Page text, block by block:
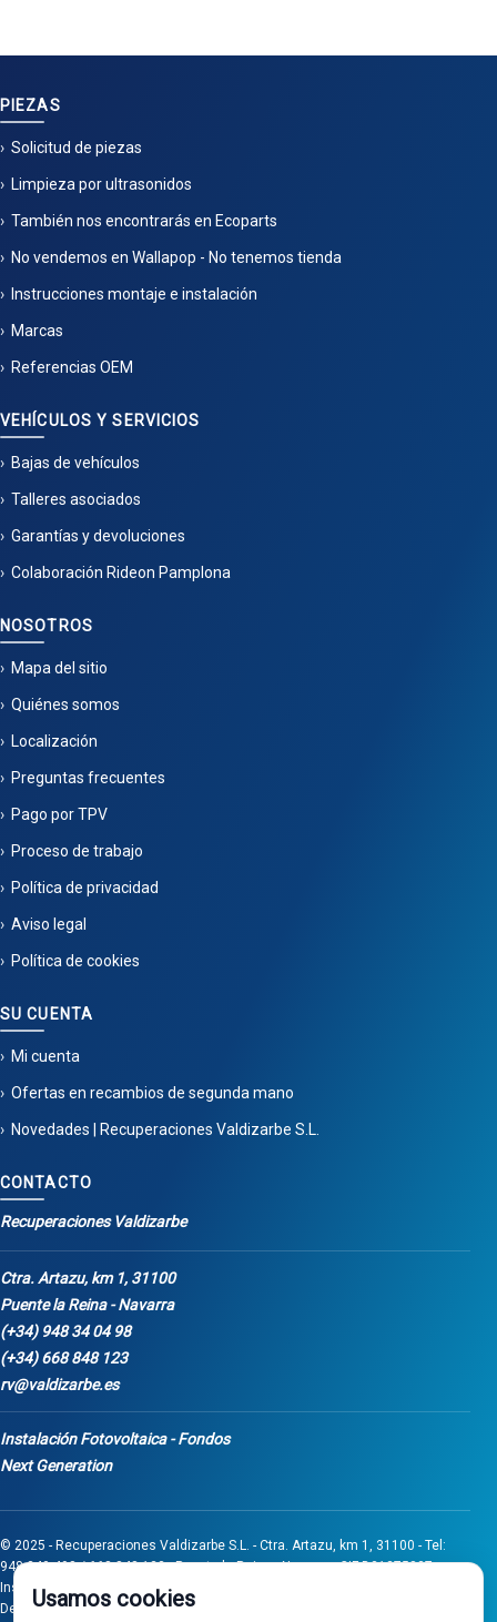
PIEZAS
Solicitud de piezas
Limpieza por ultrasonidos
También nos encontrarás en Ecoparts
No vendemos en Wallapop - No tenemos tienda
Instrucciones montaje e instalación
Marcas
Referencias OEM
VEHÍCULOS Y SERVICIOS
Bajas de vehículos
Talleres asociados
Garantías y devoluciones
Colaboración Rideon Pamplona
NOSOTROS
Mapa del sitio
Quiénes somos
Localización
Preguntas frecuentes
Pago por TPV
Proceso de trabajo
Política de privacidad
Aviso legal
Política de cookies
SU CUENTA
Mi cuenta
Ofertas en recambios de segunda mano
Novedades | Recuperaciones Valdizarbe S.L.
CONTACTO
Recuperaciones Valdizarbe
Ctra. Artazu, km 1, 31100
Puente la Reina - Navarra
(+34) 948 34 04 98
(+34) 668 848 123
rv@valdizarbe.es
Instalación Fotovoltaica - Fondos
Next Generation
© 2025 - Recuperaciones Valdizarbe S.L. - Ctra. Artazu, km 1, 31100 - Tel:
948 340 498 / 668 848 123 - Puente la Reina - Navarra - CIF B31275837.
Inscrita en el Registro Mercantil de Navarra, Tomo 32, Folio 75, Hoja 525.
Desarrollado porSeintosoft
Usamos cookies